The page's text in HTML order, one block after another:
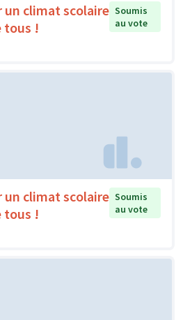
climat scolaire
tous !
Soumis
au vote
climat scolaire
tous !
Soumis
au vote